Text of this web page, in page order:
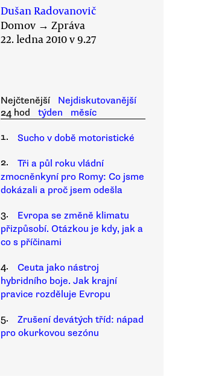
Dušan Radovanovič
Domov → Zpráva
22. ledna 2010 v 9.27
Nejčtenější
Nejdiskutovanější
24 hod
týden
měsíc
1.
Sucho v době motoristické
2.
Tři a půl roku vládní
zmocněnkyní pro Romy: Co jsme
dokázali a proč jsem odešla
3.
Evropa se změně klimatu
přizpůsobí. Otázkou je kdy, jak a
co s příčinami
4.
Ceuta jako nástroj
hybridního boje. Jak krajní
pravice rozděluje Evropu
5.
Zrušení devátých tříd: nápad
pro okurkovou sezónu